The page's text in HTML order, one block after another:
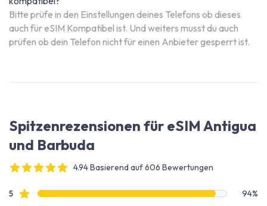
Bitte prüfe in den Einstellungen deines Telefons ob dieses
auch für eSIM Kompatibel ist. Und weiters musst du auch
prüfen ob dein Telefon nicht für einen Anbieter gesperrt ist.
Spitzenrezensionen für eSIM Antigua
und Barbuda
4.94 Basierend auf 606 Bewertungen
Bewertungsdaten
5Sterne Bewertungen
94%